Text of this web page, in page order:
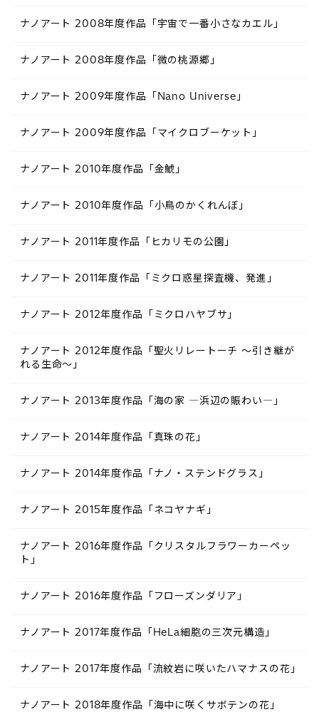
ナノアート 2008年度作品「宇宙で一番小さなカエル」
ナノアート 2008年度作品「微の桃源郷」
ナノアート 2009年度作品「Nano Universe」
ナノアート 2009年度作品「マイクロブーケット」
ナノアート 2010年度作品「金鯱」
ナノアート 2010年度作品「小鳥のかくれんぼ」
ナノアート 2011年度作品「ヒカリモの公園」
ナノアート 2011年度作品「ミクロ惑星探査機、発進」
ナノアート 2012年度作品「ミクロハヤブサ」
ナノアート 2012年度作品「聖火リレートーチ ～引き継が
れる生命～」
ナノアート 2013年度作品「海の家 ―浜辺の賑わい―」
ナノアート 2014年度作品「真珠の花」
ナノアート 2014年度作品「ナノ・ステンドグラス」
ナノアート 2015年度作品「ネコヤナギ」
ナノアート 2016年度作品「クリスタルフラワーカーペッ
ト」
ナノアート 2016年度作品「フローズンダリア」
ナノアート 2017年度作品「HeLa細胞の三次元構造」
ナノアート 2017年度作品「流紋岩に咲いたハマナスの花」
ナノアート 2018年度作品「海中に咲くサボテンの花」